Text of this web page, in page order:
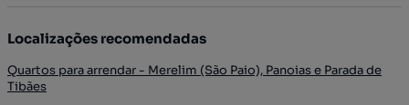
Localizações recomendadas
Quartos para arrendar - Merelim (São Paio), Panoias e Parada de
Tibães